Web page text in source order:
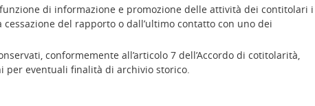
di informazione e promozione delle attività dei contitolari i
del rapporto o dall’ultimo contatto con uno dei
conformemente all’articolo 7 dell’Accordo di cotitolarità,
per eventuali finalità di archivio storico.